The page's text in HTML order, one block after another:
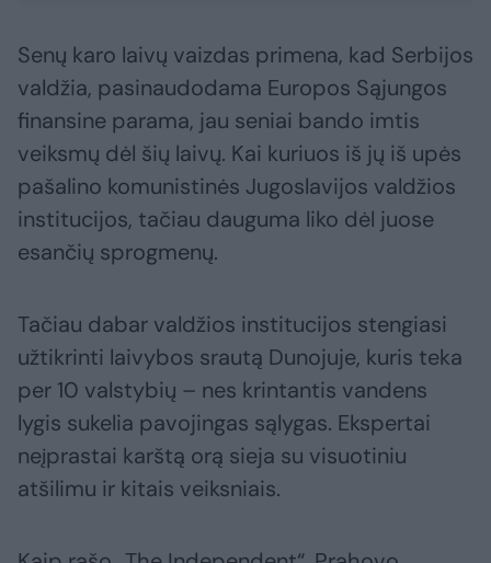
Senų karo laivų vaizdas primena, kad Serbijos
valdžia, pasinaudodama Europos Sąjungos
finansine parama, jau seniai bando imtis
veiksmų dėl šių laivų. Kai kuriuos iš jų iš upės
pašalino komunistinės Jugoslavijos valdžios
institucijos, tačiau dauguma liko dėl juose
esančių sprogmenų.
Tačiau dabar valdžios institucijos stengiasi
užtikrinti laivybos srautą Dunojuje, kuris teka
per 10 valstybių – nes krintantis vandens
lygis sukelia pavojingas sąlygas. Ekspertai
neįprastai karštą orą sieja su visuotiniu
atšilimu ir kitais veiksniais.